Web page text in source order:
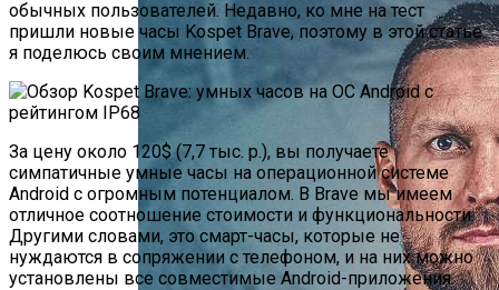
обычных пользователей. Недавно, ко мне на тест
пришли новые часы Kospet Brave, поэтому в этой статье
я поделюсь своим мнением.
За цену около 120$ (7,7 тыс. р.), вы получаете
симпатичные умные часы на операционной системе
Android с огромным потенциалом. В Brave мы имеем
отличное соотношение стоимости и функциональности.
Другими словами, это смарт-часы, которые не
нуждаются в сопряжении с телефоном, и на них можно
установлены все совместимые Android-приложения.